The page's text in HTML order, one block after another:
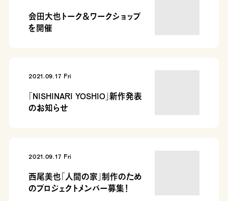
会田大也トーク＆ワークショップ
を開催
2021.09.17 Fri
「NISHINARI YOSHIO」新作発表
のお知らせ
2021.09.17 Fri
西尾美也「人間の家」制作のため
のプロジェクトメンバー募集！